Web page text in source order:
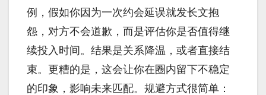
例，假如你因为一次约会延误就发长文抱
怨，对方不会道歉，而是评估你是否值得继
续投入时间。结果是关系降温，或者直接结
束。更糟的是，这会让你在圈内留下不稳定
的印象，影响未来匹配。规避方式很简单：